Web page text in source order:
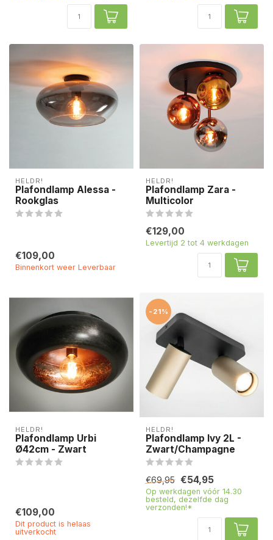
HELDR!
Plafondlamp Alessa -
Rookglas
€109,00
Binnenkort weer Leverbaar
HELDR!
Plafondlamp Zara -
Multicolor
€129,00
Levertijd 2 tot 4 werkdagen
HELDR!
Plafondlamp Urbi
Ø42cm - Zwart
€109,00
Dit product is helaas
uitverkocht
-21%
HELDR!
Plafondlamp Ivy 2L -
Zwart/Champagne
€69,95 €54,95
Op werkdagen vóór 14.30
besteld, dezelfde dag
verzonden!*